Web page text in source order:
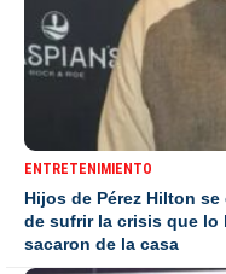
ENTRETENIMIENTO
Hijos de Pérez Hilton
de sufrir la crisis que lo
sacaron de la casa